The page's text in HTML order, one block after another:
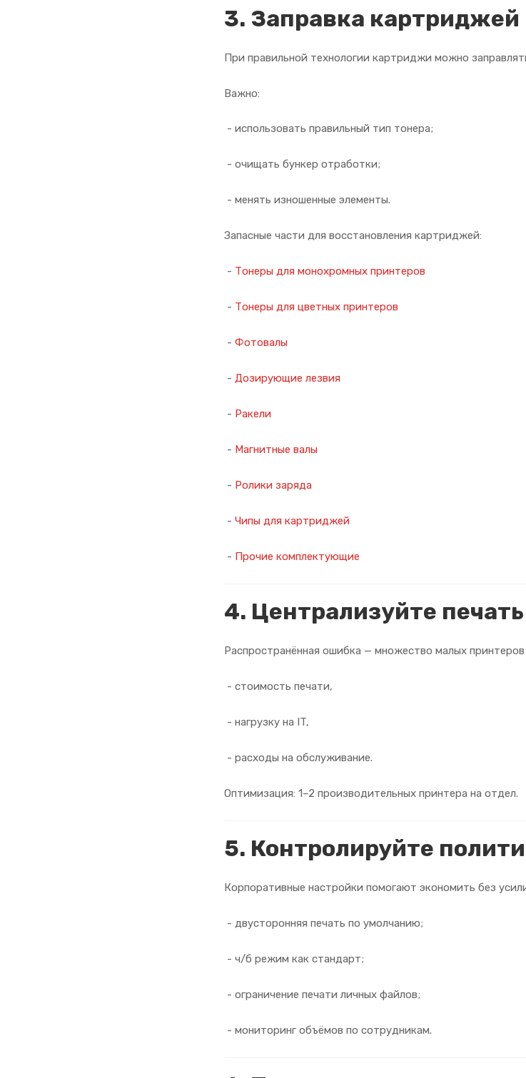
3. Заправка
При правильной технологии картриджи можно
Важно:
- использовать правильный тип тонера;
- очищать бункер отработки;
- менять изношенные элементы.
Запасные части для восстановления картриджей:
- Тонеры для монохромных принтеров
- Тонеры для цветных принтеров
- Фотовалы
- Дозирующие лезвия
- Ракели
- Магнитные валы
- Ролики заряда
- Чипы для картриджей
- Прочие комплектующие
4. Централизуйте печать
Распространённая ошибка — множество малых
- стоимость печати,
- нагрузку на IT,
- расходы на обслуживание.
Оптимизация: 1–2 производительных принтера на отдел.
5. Контролируйте
Корпоративные настройки помогают экономить без
- двусторонняя печать по умолчанию;
- ч/б режим как стандарт;
- ограничение печати личных файлов;
- мониторинг объёмов по сотрудникам.